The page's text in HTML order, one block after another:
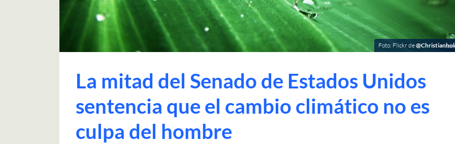
Foto: Flickr de
La mitad del Senado de Estados Unidos
sentencia que el cambio climático no es
culpa del hombre